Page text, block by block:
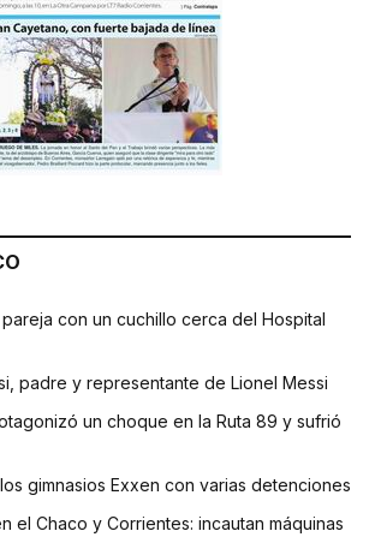
con un cuchillo cerca del Hospital
padre y representante de Lionel Messi
un choque en la Ruta 89 y sufrió
gimnasios Exxen con varias detenciones
el Chaco y Corrientes: incautan máquinas